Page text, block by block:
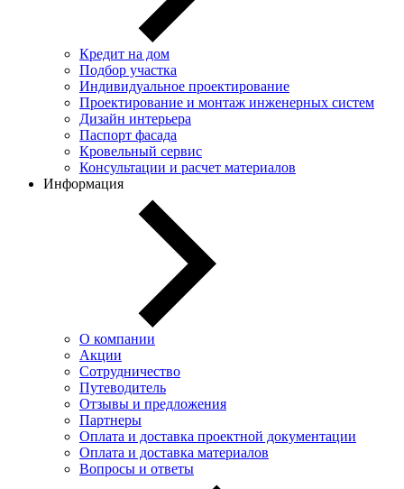
Кредит на дом
Подбор участка
Индивидуальное проектирование
Проектирование и монтаж инженерных систем
Дизайн интерьера
Паспорт фасада
Кровельный сервис
Консультации и расчет материалов
Информация
О компании
Акции
Сотрудничество
Путеводитель
Отзывы и предложения
Партнеры
Оплата и доставка проектной документации
Оплата и доставка материалов
Вопросы и ответы